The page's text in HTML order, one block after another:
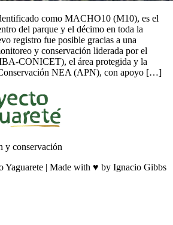
como MACHO10 (M10), es el
del parque y el décimo en toda la
registro fue posible gracias a una
y conservación liderada por el
CONICET), el área protegida y la
NEA (APN), con apoyo […]
y conservación
| Made with ♥ by Ignacio Gibbs